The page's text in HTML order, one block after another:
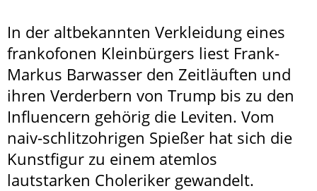
In der altbekannten Verkleidung eines
frankofonen Kleinbürgers liest Frank-
Markus Barwasser den Zeitläuften und
ihren Verderbern von Trump bis zu den
Influencern gehörig die Leviten. Vom
naiv-schlitzohrigen Spießer hat sich die
Kunstfigur zu einem atemlos
lautstarken Choleriker gewandelt.